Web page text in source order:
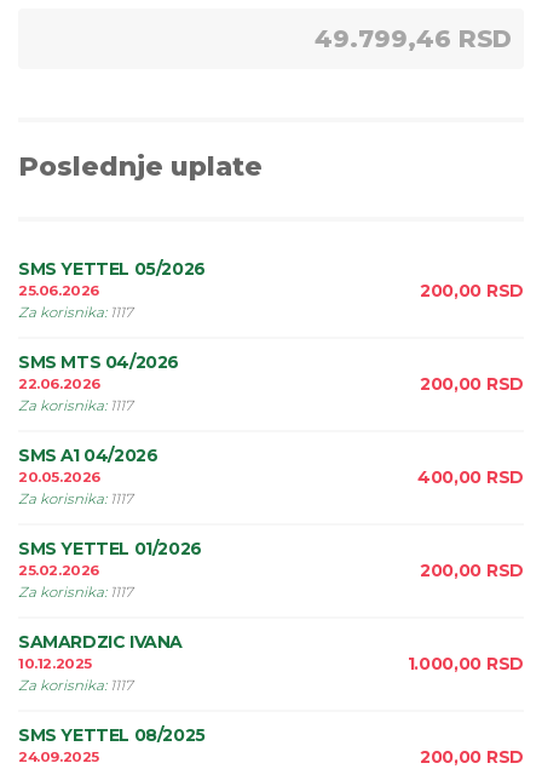
49.799,46 RSD
Poslednje uplate
SMS YETTEL 05/2026
25.06.2026
Za korisnika: 1117
200,00 RSD
SMS MTS 04/2026
22.06.2026
Za korisnika: 1117
200,00 RSD
SMS A1 04/2026
20.05.2026
Za korisnika: 1117
400,00 RSD
SMS YETTEL 01/2026
25.02.2026
Za korisnika: 1117
200,00 RSD
SAMARDZIC IVANA
10.12.2025
Za korisnika: 1117
1.000,00 RSD
SMS YETTEL 08/2025
24.09.2025
200,00 RSD